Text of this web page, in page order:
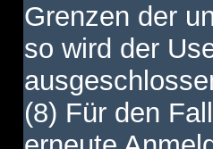
Grenzen der
so wird der
(8) Für den